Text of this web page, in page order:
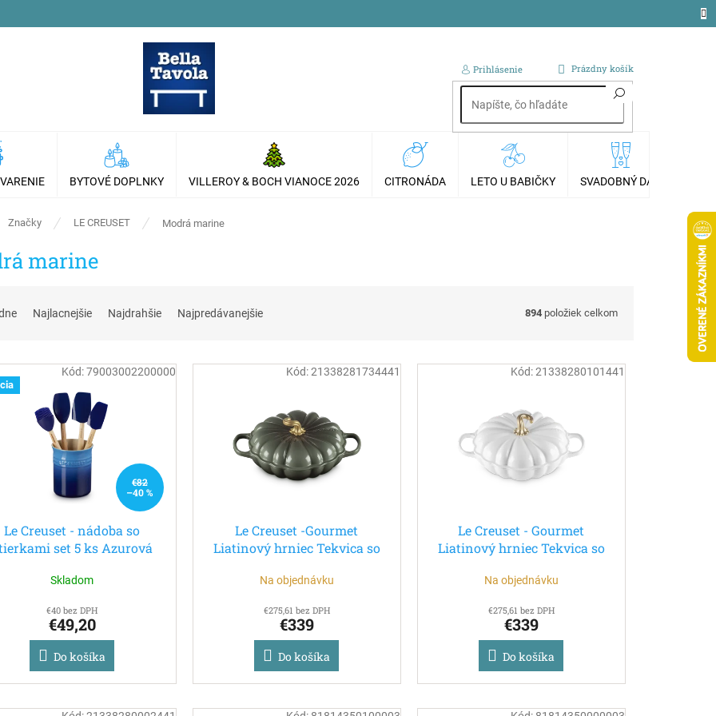
Prihlásenie
NÁKUPNÝ
KOŠÍK
Prázdny košík
BYTOVÉ DOPLNKY VILLEROY & BOCH VIANOCE 2026 CITRONÁDA LETO U BABIČKY SVADOBNÝ DAR
Značky LE CREUSET Modrá marine
marine
Najlacnejšie Najdrahšie Najpredávanejšie 894 položiek celkom
€82
–40 %
Le Creuset - nádoba so
set 5 ks Azurová
Skladom
€40 bez DPH
€49,20
Do košíka
Kód:79003002200000
Le Creuset -Gourmet
Liatinový hrniec Tekvica so
Thyme
Na objednávku
€275,61 bez DPH
€339
Do košíka
Kód:21338281734441
Le Creuset - Gourmet
Liatinový hrniec Tekvica so
biely
Na objednávku
€275,61 bez DPH
€339
Do košíka
Kód:21338280101441